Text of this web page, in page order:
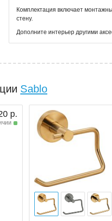
Комплектация включает
стену.
Дополните интерьер другими
Sablo
р.